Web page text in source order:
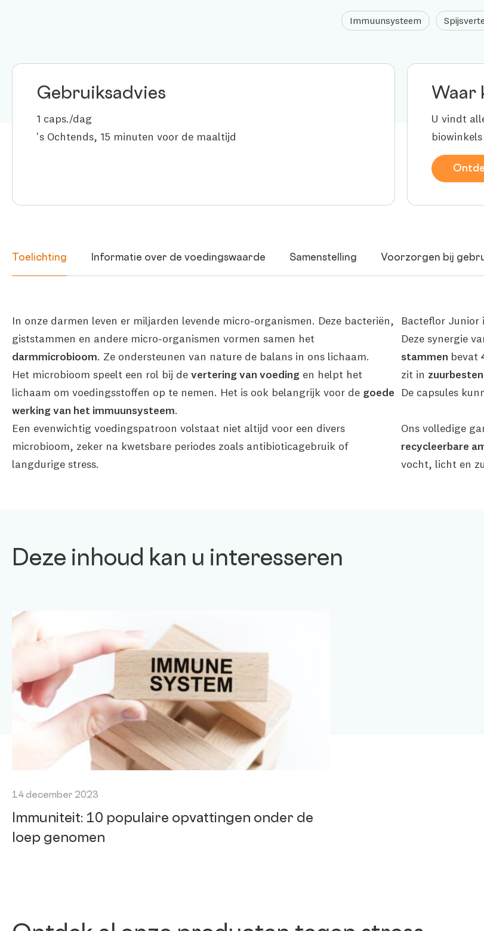
Immuunsysteem
Gebruiksadvies
1 caps./dag
's Ochtends, 15 minuten voor de maaltijd
Waar
U vindt
biowinkels
Toelichting Informatie over de voedingswaarde Samenstelling Voorzorgen bij
In onze darmen leven er miljarden levende micro-organismen. Deze bacteriën,
giststammen en andere micro-organismen vormen samen het
darmmicrobioom. Ze ondersteunen van nature de balans in ons lichaam.
Het microbioom speelt een rol bij de vertering van voeding en helpt het
lichaam om voedingsstoffen op te nemen. Het is ook belangrijk voor de goede
werking van het immuunsysteem.
Een evenwichtig voedingspatroon volstaat niet altijd voor een divers
microbioom, zeker na kwetsbare periodes zoals antibioticagebruik of
langdurige stress.
Bacteflor Junior
Deze synergie
stammen bevat
zit in
De capsules
Ons volledige
recycleerbare
vocht, licht en
Deze inhoud kan u interesseren
14 december 2023
Immuniteit: 10 populaire opvattingen onder de
loep genomen